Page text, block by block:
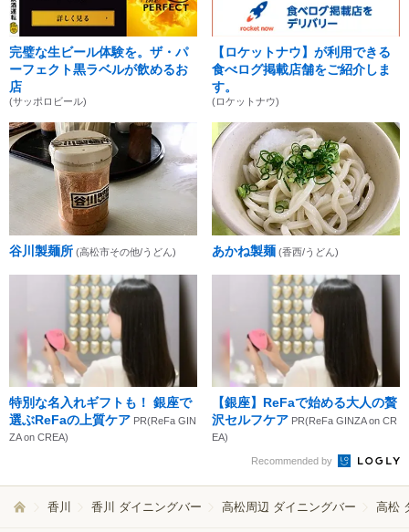
完璧な生ビール体験を。ザ・パ
ーフェクト黒ラベルが飲めるお
店
(サッポロビール)
【ロケットナウ】が利用できる
食べログ掲載店舗をご紹介しま
す。
(ロケットナウ)
谷川製麺所 (高松市その他/うどん) あかね製麺 (香西/うどん)
特別な名入れギフトも！ 銀座で
選ぶReFaの上質ケア PR(ReFa GIN
ZA on CREA)
【銀座】ReFaで始める大人の贅
沢セルフケア PR(ReFa GINZA on CR
EA)
Recommended by
香川 香川 ダイニングバー 高松周辺 ダイニングバー 高松